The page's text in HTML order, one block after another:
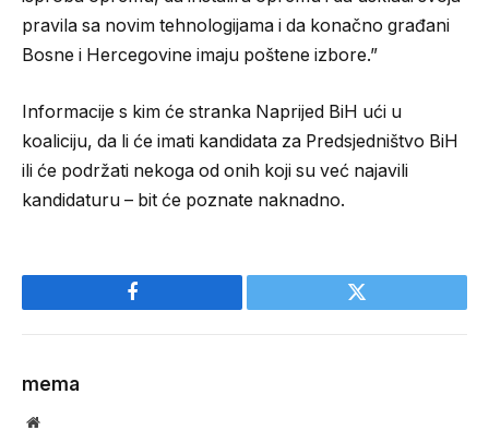
pravila sa novim tehnologijama i da konačno građani
Bosne i Hercegovine imaju poštene izbore.”
Informacije s kim će stranka Naprijed BiH ući u
koaliciju, da li će imati kandidata za Predsjedništvo BiH
ili će podržati nekoga od onih koji su već najavili
kandidaturu – bit će poznate naknadno.
Facebook Twitter
mema
Website